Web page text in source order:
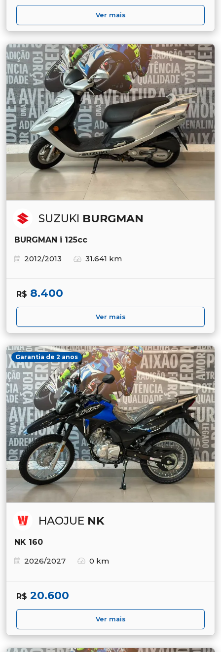
Ver mais
SUZUKI BURGMAN
BURGMAN i 125cc
2012/2013
31.641 km
R$ 8.400
Ver mais
Garantia de 2 anos
HAOJUE NK
NK 160
2026/2027
0 km
R$ 20.600
Ver mais